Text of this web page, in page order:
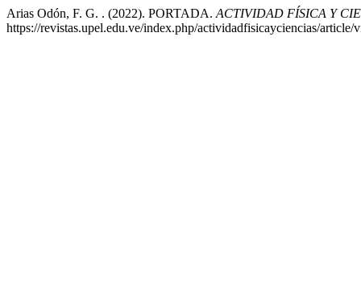
Arias Odón, F. G. . (2022). PORTADA. ACTIVIDAD FÍSICA Y
https://revistas.upel.edu.ve/index.php/actividadfisicayciencias/article/